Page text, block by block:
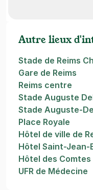
Autre lieux
Stade de Reims
Gare de Reims
Reims centre
Stade Auguste
Stade Auguste-
Place Royale
Hôtel de ville de
Hôtel Saint-Jean-
Hôtel des
UFR de Médecine